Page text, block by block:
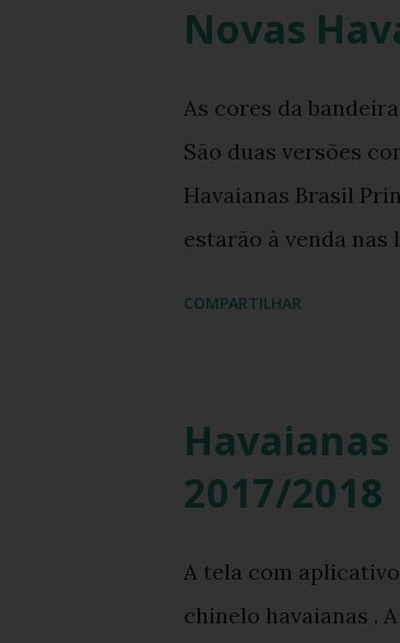
Novas
As cores da
São duas versões
Havaianas Brasil
estarão à venda
COMPARTILHAR
2017/2018
A tela com
chinelo havaianas .